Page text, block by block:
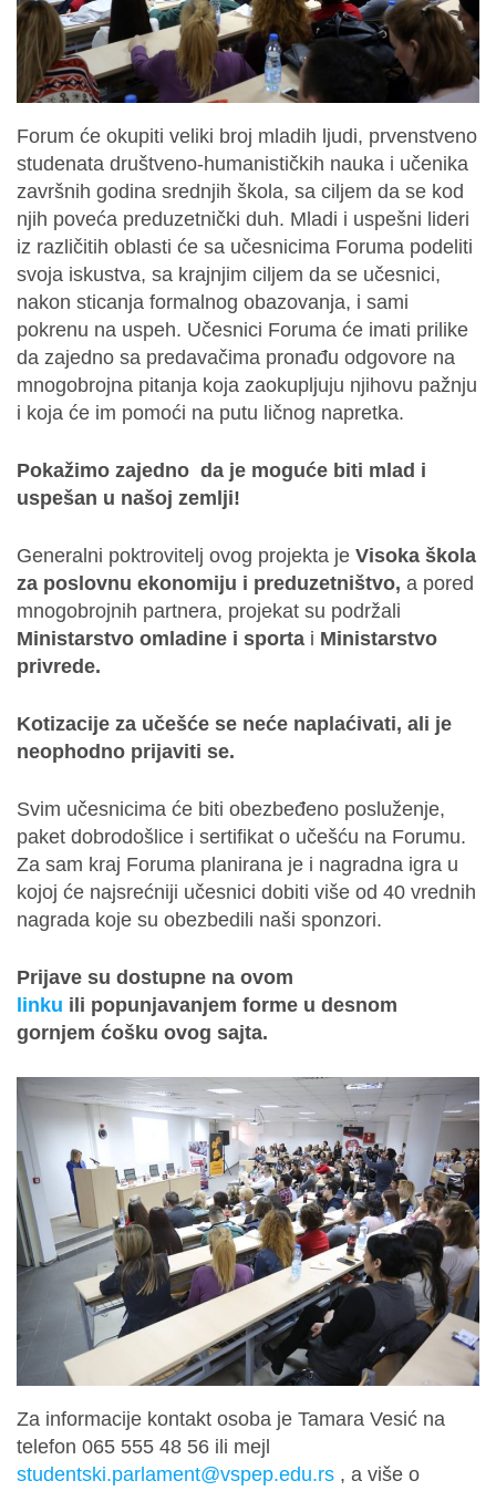
Forum će okupiti veliki broj mladih ljudi, prvenstveno
studenata društveno-humanističkih nauka i učenika
završnih godina srednjih škola, sa ciljem da se kod
njih poveća preduzetnički duh. Mladi i uspešni lideri
iz različitih oblasti će sa učesnicima Foruma podeliti
svoja iskustva, sa krajnjim ciljem da se učesnici,
nakon sticanja formalnog obazovanja, i sami
pokrenu na uspeh. Učesnici Foruma će imati prilike
da zajedno sa predavačima pronađu odgovore na
mnogobrojna pitanja koja zaokupljuju njihovu pažnju
i koja će im pomoći na putu ličnog napretka.
Pokažimo zajedno da je moguće biti mlad i
uspešan u našoj zemlji!
Generalni poktrovitelj ovog projekta je Visoka škola
za poslovnu ekonomiju i preduzetništvo, a pored
mnogobrojnih partnera, projekat su podržali
Ministarstvo omladine i sporta i Ministarstvo
privrede.
Kotizacije za učešće se neće naplaćivati, ali je
neophodno prijaviti se.
Svim učesnicima će biti obezbeđeno posluženje,
paket dobrodošlice i sertifikat o učešću na Forumu.
Za sam kraj Foruma planirana je i nagradna igra u
kojoj će najsrećniji učesnici dobiti više od 40 vrednih
nagrada koje su obezbedili naši sponzori.
Prijave su dostupne na ovom
linku ili popunjavanjem forme u desnom
gornjem ćošku ovog sajta.
Za informacije kontakt osoba je Tamara Vesić na
telefon 065 555 48 56 ili mejl
studentski.parlament@vspep.edu.rs , a više o